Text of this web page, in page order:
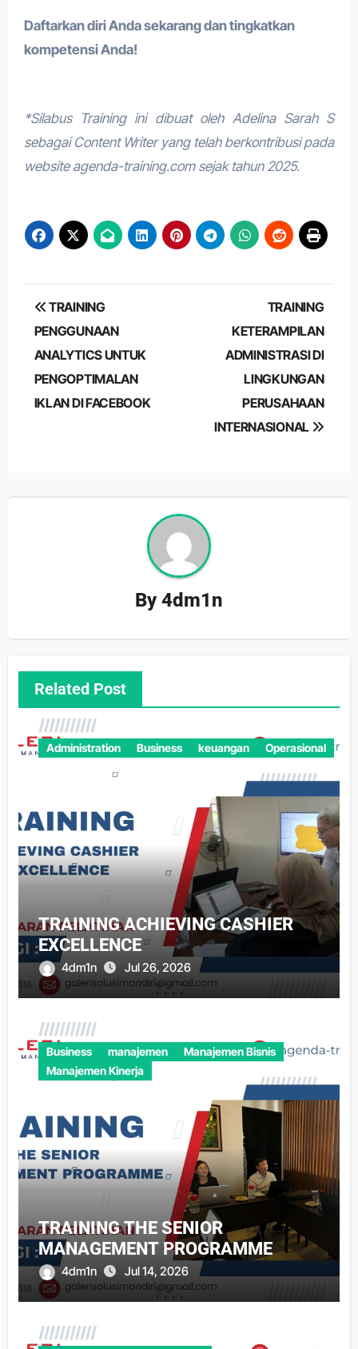
Daftarkan diri Anda sekarang dan tingkatkan
kompetensi Anda!
*Silabus Training ini dibuat oleh Adelina Sarah S
sebagai Content Writer yang telah berkontribusi pada
website agenda-training.com sejak tahun 2025.
Post
navigation
TRAINING
PENGGUNAAN
ANALYTICS UNTUK
PENGOPTIMALAN
IKLAN DI FACEBOOK
TRAINING
KETERAMPILAN
ADMINISTRASI DI
LINGKUNGAN
PERUSAHAAN
INTERNASIONAL
By4dm1n
Related Post
Administration Business keuangan Operasional
TRAINING ACHIEVING CASHIER
EXCELLENCE
4dm1n Jul 26, 2026
Business manajemen
Manajemen Bisnis
Manajemen Kinerja
TRAINING THE SENIOR
MANAGEMENT PROGRAMME
4dm1n Jul 14, 2026